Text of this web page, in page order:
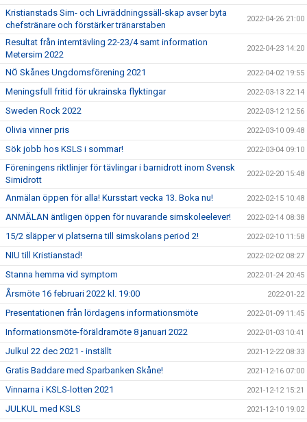
Kristianstads Sim- och Livräddningssäll-skap avser byta
chefstränare och förstärker tränarstaben
2022-04-26 21:00
Resultat från interntävling 22-23/4 samt information
Metersim 2022
2022-04-23 14:20
NÖ Skånes Ungdomsförening 2021 2022-04-02 19:55
Meningsfull fritid för ukrainska flyktingar 2022-03-13 22:14
Sweden Rock 2022 2022-03-12 12:56
Olivia vinner pris 2022-03-10 09:48
Sök jobb hos KSLS i sommar! 2022-03-04 09:10
Föreningens riktlinjer för tävlingar i barnidrott inom Svensk
Simidrott
2022-02-20 15:48
Anmälan öppen för alla! Kursstart vecka 13. Boka nu! 2022-02-15 10:48
ANMÄLAN äntligen öppen för nuvarande simskoleelever! 2022-02-14 08:38
15/2 släpper vi platserna till simskolans period 2! 2022-02-10 11:58
NIU till Kristianstad! 2022-02-02 08:27
Stanna hemma vid symptom 2022-01-24 20:45
Årsmöte 16 februari 2022 kl. 19:00 2022-01-22
Presentationen från lördagens informationsmöte 2022-01-09 11:45
Informationsmöte-föräldramöte 8 januari 2022 2022-01-03 10:41
Julkul 22 dec 2021 - inställt 2021-12-22 08:33
Gratis Baddare med Sparbanken Skåne! 2021-12-16 07:00
Vinnarna i KSLS-lotten 2021 2021-12-12 15:21
JULKUL med KSLS 2021-12-10 19:02